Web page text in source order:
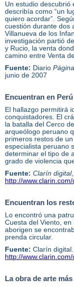
Un estudio descubrió
describía como “un
quiero acordar”.
cuestión durante dos
Villanueva de los
investigación partió
y Rucio, la venta
camino entre Venta
Fuente: Diario
junio de 2007
Encuentran en
El hallazgo permitirá
conquistadores. El
la batalla del Cerco
arqueólogo peruano
primeros restos de
especialista peruano
determinar el tipo de
grado de violencia
Fuente: Clarín digital
http://
Encuentran los
Lo encontró una
Cuesta del Viento, en
aborigen se
prenda circular.
Fuente: Clarín
http://
La obra de arte